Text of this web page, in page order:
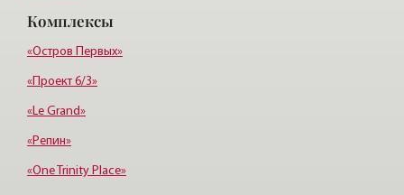
Купчино
Электросила
Комплексы
«Остров Первых»
«Проект 6/3»
«Le Grand»
«Репин»
«One Trinity Place»